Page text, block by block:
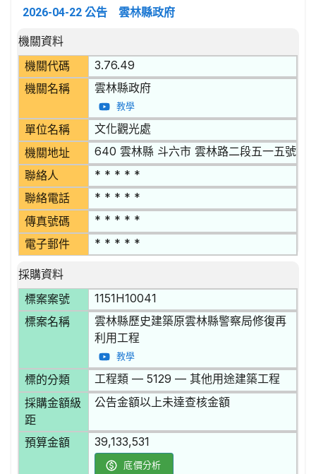
2026-04-22 公告 雲林縣政府
招標公告詳細內容
機關資料
機關代碼
3.76.49
機關名稱 雲林縣政府
教學
單位名稱 文化觀光處
機關地址 640 雲林縣 斗六市 雲林路二段五一五號
聯絡人 * * * * *
聯絡電話 * * * * *
傳真號碼 * * * * *
電子郵件 * * * * *
採購資料
標案案號
1151H10041
標案名稱
雲林縣歷史建築原雲林縣警察局修復再
利用工程
教學
標的分類 工程類 — 5129 — 其他用途建築工程
採購金額級
距
公告金額以上未達查核金額
預算金額 39,133,531
底價分析